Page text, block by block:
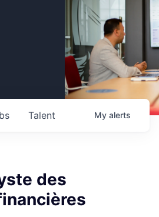
Talent My alerts
des